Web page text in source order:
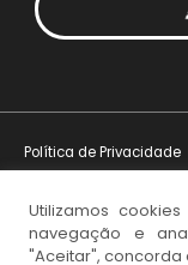
Política de Privacidade|
Design e
© 2026
Utilizamos
navegação e
"Aceitar", concorda